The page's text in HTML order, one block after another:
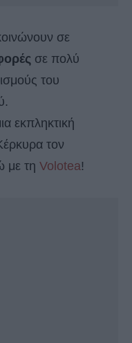
σε
σε πολύ
του
εκπληκτική
τον
με τη Volotea!